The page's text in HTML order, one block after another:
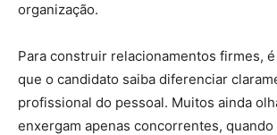
organização.
Para construir relacionamentos firmes,
que o candidato saiba diferenciar
profissional do pessoal. Muitos ainda
enxergam apenas concorrentes,